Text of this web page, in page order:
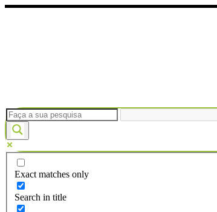
Ir
Exact matches only
Search in title